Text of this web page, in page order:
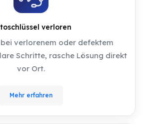
verloren
verlorenem oder defektem
Schritte, rasche Lösung direkt
vor Ort.
Mehr erfahren